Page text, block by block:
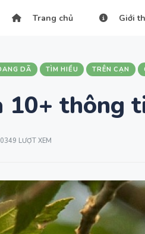
Trang chủ Giới
DÃ TÌM HIỂU TRÊN CẠN
10+ thông
LƯỢT XEM